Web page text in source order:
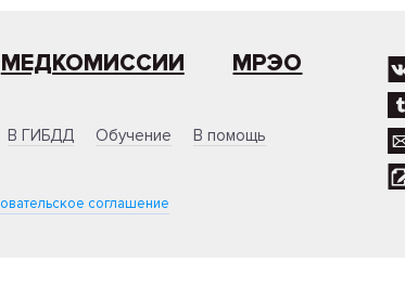
МЕДКОМИССИИ МРЭО
В ГИБДД Обучение
В помощь
соглашение